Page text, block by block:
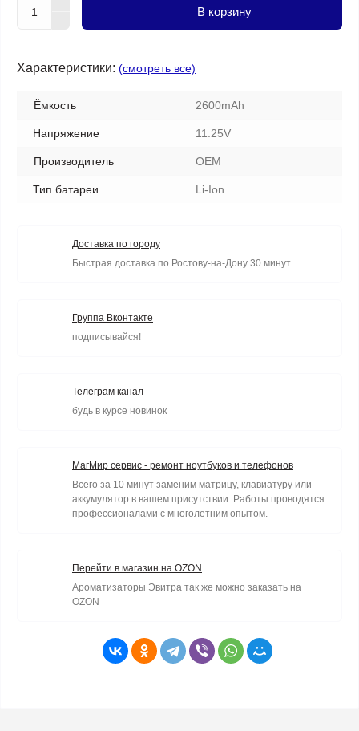
В корзину
Характеристики: (смотреть все)
Ёмкость 2600mAh
Напряжение 11.25V
Производитель OEM
Тип батареи Li-Ion
Доставка по городу
Быстрая доставка по Ростову-на-Дону 30 минут.
Группа Вконтакте
подписывайся!
Телеграм канал
будь в курсе новинок
МагМир сервис - ремонт ноутбуков и телефонов
Всего за 10 минут заменим матрицу, клавиатуру или
аккумулятор в вашем присутствии. Работы проводятся
профессионалами с многолетним опытом.
Перейти в магазин на OZON
Ароматизаторы Эвитра так же можно заказать на
OZON